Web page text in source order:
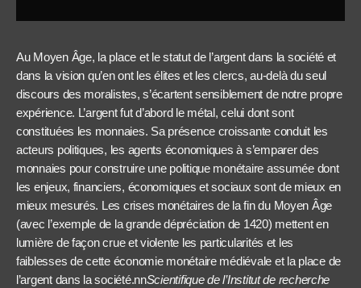
Au Moyen Âge, la place et le statut de l’argent dans la société et
dans la vision qu’en ont les élites et les clercs, au-delà du seul
discours des moralistes, s’écartent sensiblement de notre propre
expérience. L’argent fut d’abord le métal, celui dont sont
constituées les monnaies. Sa présence croissante conduit les
acteurs politiques, les agents économiques à s’emparer des
monnaies pour construire une politique monétaire assumée dont
les enjeux, financiers, économiques et sociaux sont de mieux en
mieux mesurés. Les crises monétaires de la fin du Moyen Âge
(avec l’exemple de la grande dépréciation de 1420) mettent en
lumière de façon crue et violente les particularités et les
faiblesses de cette économie monétaire médiévale et la place de
l’argent dans la société.nnScientifique de l’Institut de recherche